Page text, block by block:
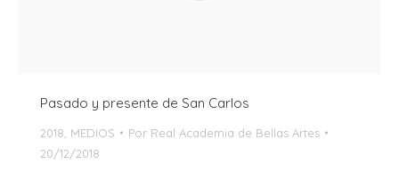
Pasado y presente de San Carlos
2018 MEDIOS Por Real Academia de Bellas Artes
20/12/2018